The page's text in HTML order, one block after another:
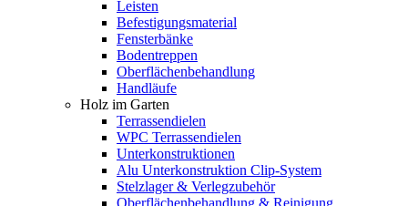
Leisten
Befestigungsmaterial
Fensterbänke
Bodentreppen
Oberflächenbehandlung
Handläufe
Holz im Garten
Terrassendielen
WPC Terrassendielen
Unterkonstruktionen
Alu Unterkonstruktion Clip-System
Stelzlager & Verlegzubehör